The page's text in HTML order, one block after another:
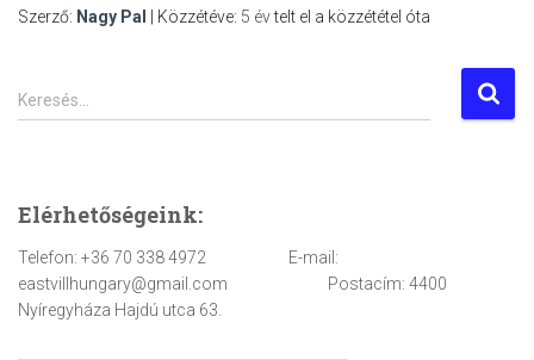
Szerző: Nagy Pal | Közzétéve: 5 évtelt el a közzététel óta
K
e
é
s
Keresés…
Elérhetőségeink:
Telefon: +36 70 338 4972 E-mail:
eastvillhungary@gmail.com Postacím: 4400
Nyíregyháza Hajdú utca 63.